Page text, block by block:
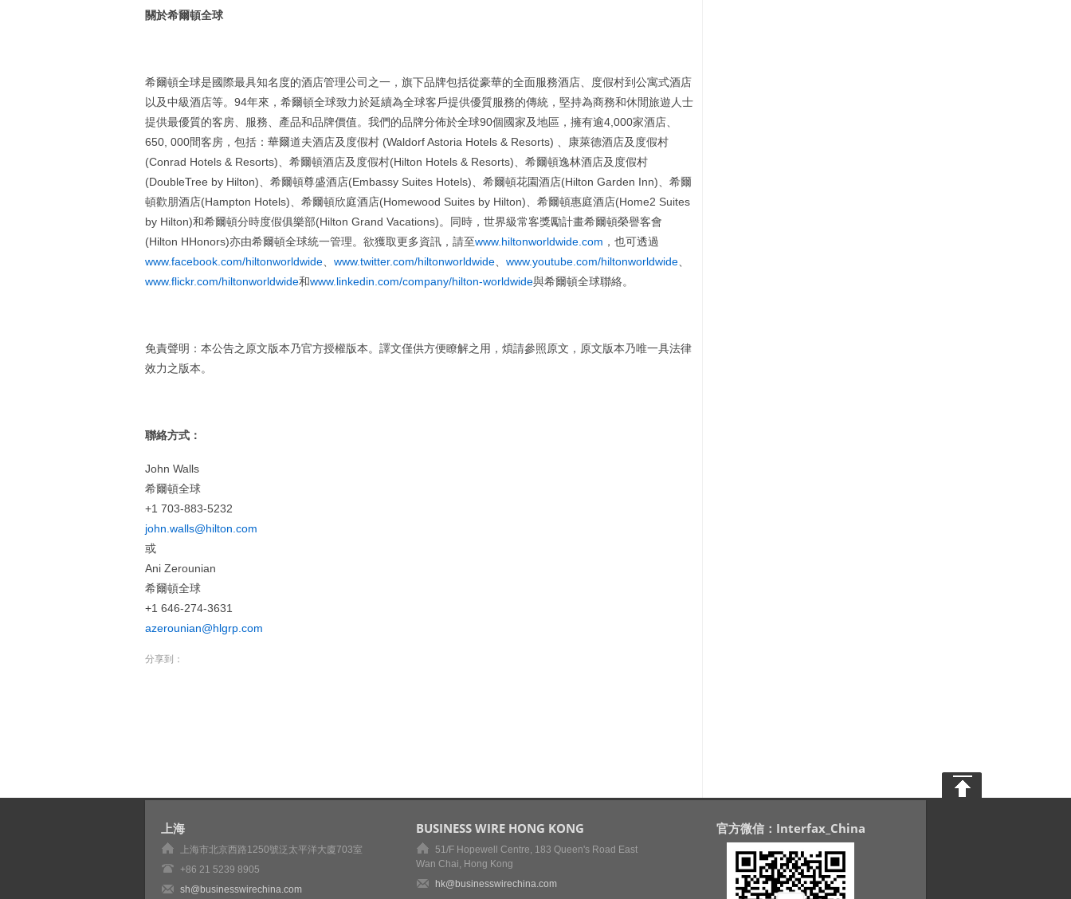
關於希爾頓全球
希爾頓全球是國際最具知名度的酒店管理公司之一，旗下品牌包括從豪華的全面服務酒店、度假村到公寓式酒店
以及中級酒店等。94年來，希爾頓全球致力於延續為全球客戶提供優質服務的傳統，堅持為商務和休閒旅遊人士
提供最優質的客房、服務、產品和品牌價值。我們的品牌分佈於全球90個國家及地區，擁有逾4,000家酒店、
650, 000間客房，包括：華爾道夫酒店及度假村 (Waldorf Astoria Hotels & Resorts) 、康萊德酒店及度假村
(Conrad Hotels & Resorts)、希爾頓酒店及度假村(Hilton Hotels & Resorts)、希爾頓逸林酒店及度假村
(DoubleTree by Hilton)、希爾頓尊盛酒店(Embassy Suites Hotels)、希爾頓花園酒店(Hilton Garden Inn)、希爾
頓歡朋酒店(Hampton Hotels)、希爾頓欣庭酒店(Homewood Suites by Hilton)、希爾頓惠庭酒店(Home2 Suites
by Hilton)和希爾頓分時度假俱樂部(Hilton Grand Vacations)。同時，世界級常客獎勵計畫希爾頓榮譽客會
(Hilton HHonors)亦由希爾頓全球統一管理。欲獲取更多資訊，請至www.hiltonworldwide.com ，也可透過
www.facebook.com/hiltonworldwide
www.twitter.com/hiltonworldwide www.youtube.com/hiltonworldwide
www.flickr.com/hiltonworldwide和www.linkedin.com/company/hilton-worldwide與希爾頓全球聯絡。
免責聲明：本公告之原文版本乃官方授權版本。譯文僅供方便瞭解之用，煩請參照原文，原文版本乃唯一具法律
效力之版本。
聯絡方式：
John Walls
希爾頓全球
+1 703-883-5232
john.walls@hilton.com
或
Ani Zerounian
希爾頓全球
+1 646-274-3631
azerounian@hlgrp.com
分享到：
上海
上海市北京西路1250號泛太平洋大廈703室
+86 21 5239 8905
sh@businesswirechina.com
BUSINESS WIRE HONG KONG
51/F Hopewell Centre, 183 Queen's Road East
Wan Chai, Hong Kong
hk@businesswirechina.com
官方微信：Interfax_China